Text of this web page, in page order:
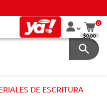
0
$0,00
DE ESCRITURA